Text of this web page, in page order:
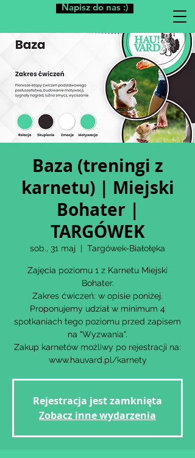
Napisz do nas :)
Baza (treningi z
karnetu) | Miejski
Bohater |
TARGÓWEK
sob., 31 maj
  |
Targówek-Białołęka
Zajęcia poziomu 1 z Karnetu Miejski
Bohater.
Zakres ćwiczeń: w opisie poniżej.
Proponujemy udział w minimum 4
spotkaniach tego poziomu przed zapisem
na "Wyzwania".
Zakup karnetów możliwy po rejestracji na:
www.hauvard.pl/karnety
Rejestracja jest zamknięta
Zobacz inne wydarzenia